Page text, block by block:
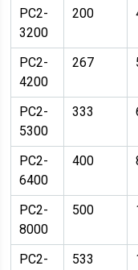
PC2-
3200
200
PC2-
4200
267
PC2-
5300
333
PC2-
6400
400
PC2-
8000
500
PC2-
533